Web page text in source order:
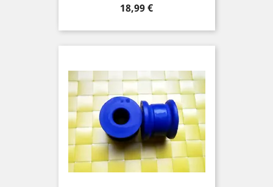
Preis
18,99 €